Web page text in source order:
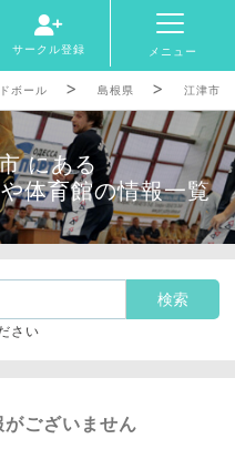
サークル登録 メニュー
ボール 島根県 江津市
にある
体育館の情報一覧
さい
ございません